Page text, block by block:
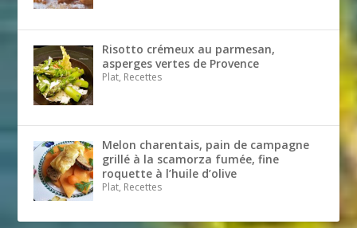
Risotto crémeux au parmesan,
asperges vertes de Provence
Plat, Recettes
Melon charentais, pain de campagne
grillé à la scamorza fumée, fine
roquette à l’huile d’olive
Plat, Recettes